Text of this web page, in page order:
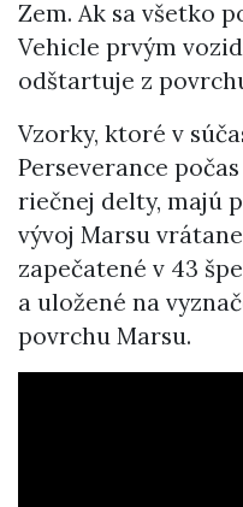
Zem. Ak sa všetko
Vehicle prvým
odštartuje z
Vzorky, ktoré v
Perseverance
riečnej delty, majú
vývoj Marsu
zapečatené v 43
a uložené na
povrchu Marsu.